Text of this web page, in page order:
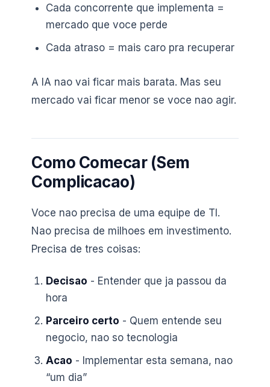
Cada concorrente que implementa =
mercado que voce perde
Cada atraso = mais caro pra recuperar
A IA nao vai ficar mais barata. Mas seu
mercado vai ficar menor se voce nao agir.
Como Comecar (Sem
Complicacao)
Voce nao precisa de uma equipe de TI.
Nao precisa de milhoes em investimento.
Precisa de tres coisas:
Decisao - Entender que ja passou da
hora
Parceiro certo - Quem entende seu
negocio, nao so tecnologia
Acao - Implementar esta semana, nao
“um dia”